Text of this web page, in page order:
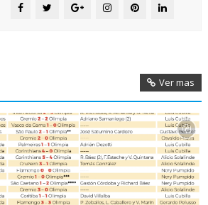
Ver mas